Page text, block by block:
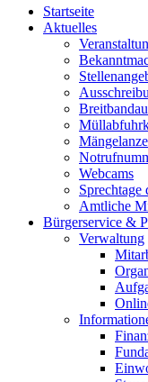
Startseite
Aktuelles
Webcams
Sprechtage
Amtliche
Bürgerservice &
Verwaltung